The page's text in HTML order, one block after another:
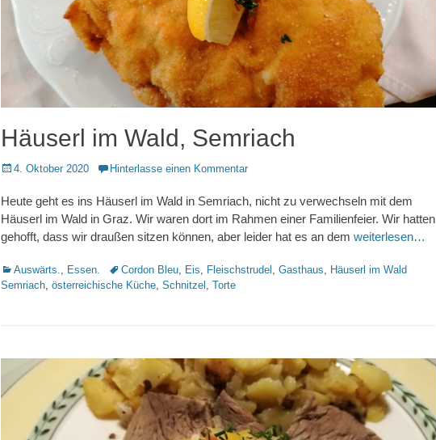
Häuserl im Wald, Semriach
Posted
4. Oktober 2020 Hinterlasse einen Kommentar
Heute geht es ins Häuserl im Wald in Semriach, nicht zu verwechseln mit dem
Häuserl im Wald in Graz. Wir waren dort im Rahmen einer Familienfeier. Wir hatten
gehofft, dass wir draußen sitzen können, aber leider hat es an dem weiterlesen…
Kategorien
Auswärts. Essen. Schlagworte
Cordon Bleu Eis Fleischstrudel Gasthaus
Häuserl im Wald
Semriach österreichische Küche Schnitzel Torte